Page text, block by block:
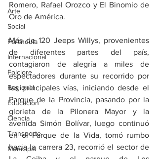
Arte
Social
Farandula
Internacional
Folclore
Regional
Educación
Ciencia
Transporte
Municipal
Romero, Rafael Orozco y El Binomio de
Oro de América.
Más de 120 Jeeps Willys, provenientes
de diferentes partes del país,
contagiaron de alegría a miles de
espectadores durante su recorrido por
las principales vías, iniciando desde el
Parque de la Provincia, pasando por la
glorieta de la Pilonera Mayor y la
avenida Simón Bolívar, luego continuó
en el Parque de la Vida, tomó rumbo
hacia la carrera 23, recorrió el sector de